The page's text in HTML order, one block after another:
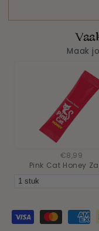
Maak
€8,99
Pink Cat Honey